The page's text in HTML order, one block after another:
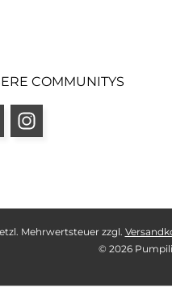
COMMUNITYS
Mehrwertsteuer zzgl.
© 2026